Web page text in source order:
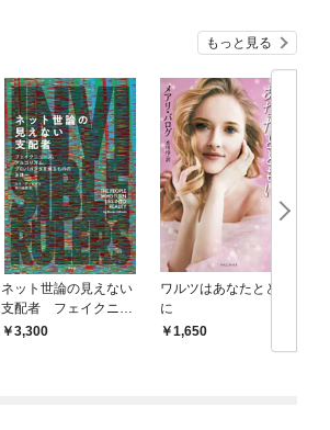
もっと見る
ネット世論の見えない
支配者 フェイクニュ
ース、アルゴリズム、
3,300
ワルツはあなたととも
に
1,650